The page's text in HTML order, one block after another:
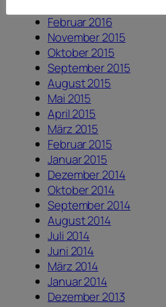
Februar 2016
November 2015
Oktober 2015
September 2015
August 2015
Mai 2015
April 2015
März 2015
Februar 2015
Januar 2015
Dezember 2014
Oktober 2014
September 2014
August 2014
Juli 2014
Juni 2014
März 2014
Januar 2014
Dezember 2013